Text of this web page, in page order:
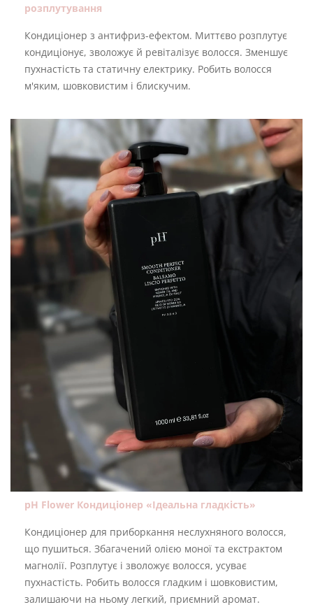
розплутування
Кондиціонер з антифриз-ефектом. Миттєво розплутує
кондиціонує, зволожує й ревіталізує волосся. Зменшує
пухнастість та статичну електрику. Робить волосся
м'яким, шовковистим і блискучим.
pH Flower Кондиціонер «Ідеальна гладкість»
Кондиціонер для приборкання неслухняного волосся,
що пушиться. Збагачений олією моної та екстрактом
магнолії. Розплутує і зволожує волосся, усуває
пухнастість. Робить волосся гладким і шовковистим,
залишаючи на ньому легкий, приємний аромат.